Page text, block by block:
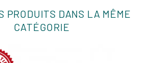
PRODUITS DANS LA MÊME
CATÉGORIE